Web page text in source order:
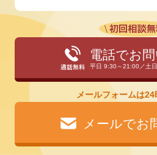
電話でお
平日 9:30～21:00／土
メールフォームは
メールでお